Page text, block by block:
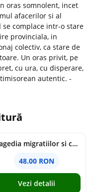
oras somnolent, incet
afacerilor si al
complace intr-o stare
provinciala, in
colectiv, ca stare de
Un oras privit, pe
cu ura, cu disperare,
autentic. -
Tragedia migratiilor si caderea imperiilor. Sfantul Augustin si noi - Chantal Delsol
48.00 RON
Vezi detalii